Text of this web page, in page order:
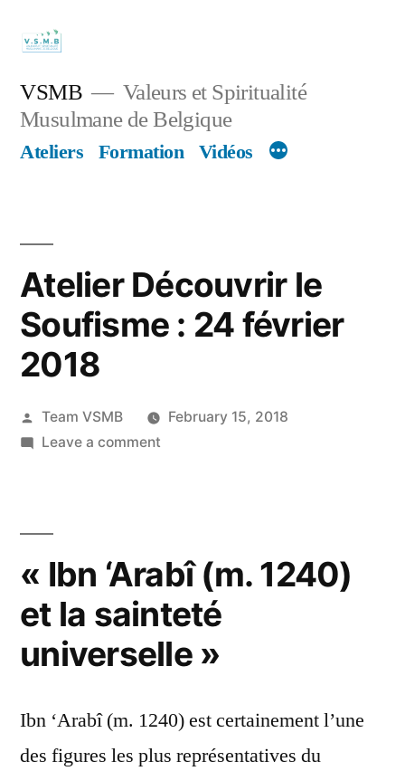
content
VSMB
Valeurs et Spiritualité
Musulmane de Belgique
Ateliers Formation Vidéos
Atelier Découvrir le
Soufisme : 24 février
2018
Posted
by
Team VSMB
February 15, 2018
Leave a commenton
:
24
février
2018
« Ibn ‘Arabî (m. 1240)
et la sainteté
universelle »
Ibn ‘Arabî (m. 1240) est certainement l’une
des figures les plus représentatives du